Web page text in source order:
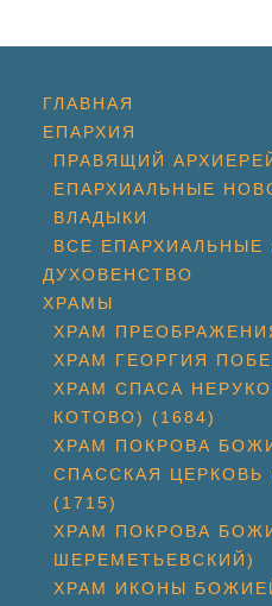
ГЛАВНАЯ
ЕПАРХИЯ
ПРАВЯЩИЙ
ЕПАРХИАЛЬНЫЕ
ВЛАДЫКИ
ВСЕ ЕПАРХИАЛЬНЫЕ
ДУХОВЕНСТВО
ХРАМЫ
ХРАМ
ХРАМ ГЕОРГИЯ
ХРАМ СПАСА
КОТОВО) (1684)
ХРАМ ПОКРОВА
СПАССКАЯ ЦЕРКОВЬ
(1715)
ХРАМ ПОКРОВА
ШЕРЕМЕТЬЕВСКИЙ)
ХРАМ ИКОНЫ